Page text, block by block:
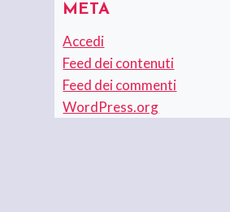
META
Accedi
Feed dei contenuti
Feed dei commenti
WordPress.org